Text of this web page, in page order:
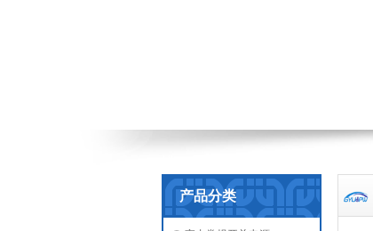
产品分类